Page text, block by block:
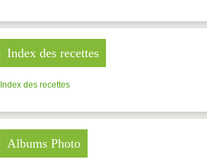
Index des recettes
Index des recettes
Albums Photo